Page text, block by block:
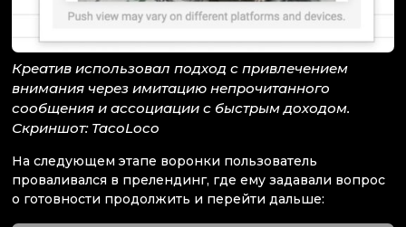
Креатив использовал подход с привлечением
внимания через имитацию непрочитанного
сообщения и ассоциации с быстрым доходом.
Скриншот: TacoLoco
На следующем этапе воронки пользователь
проваливался в прелендинг, где ему задавали вопрос
о готовности продолжить и перейти дальше: